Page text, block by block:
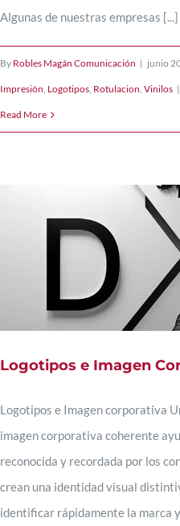
Algunas de nuestras empresas [...]
By Robles Magán Comunicación | junio
Impresión, Logotipos, Rotulacion, Vinilos |
Read More
Logotipos e Imagen
Logotipos e Imagen corporativa
imagen corporativa coherente
reconocida y recordada por los
crean una identidad visual
identificar rápidamente la marca